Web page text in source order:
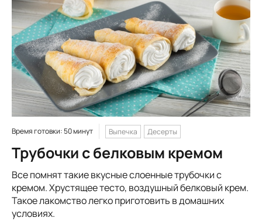
Время готовки: 50 минут Выпечка Десерты
Трубочки с белковым кремом
Все помнят такие вкусные слоенные трубочки с
кремом. Хрустящее тесто, воздушный белковый крем.
Такое лакомство легко приготовить в домашних
условиях.